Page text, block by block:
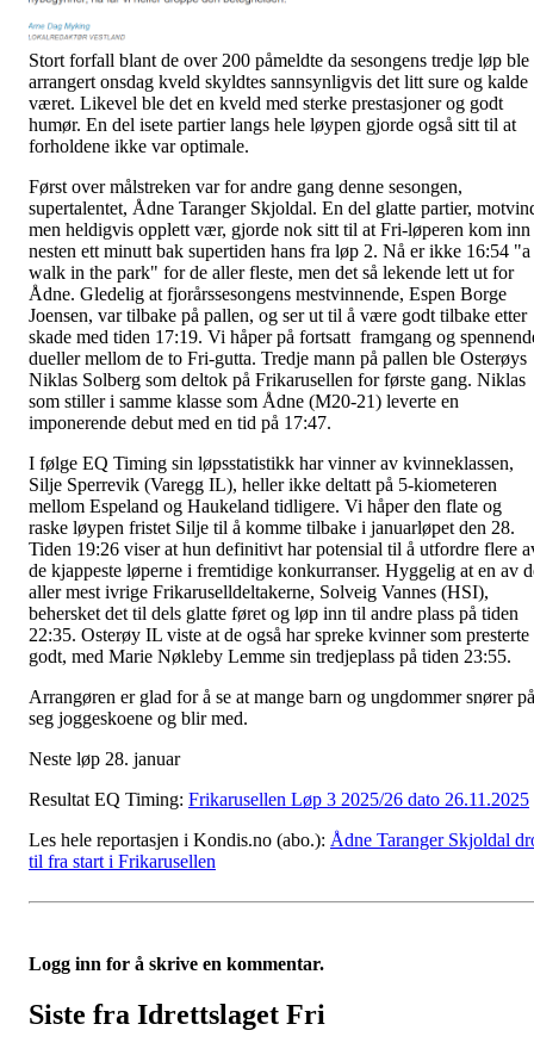
Stort forfall blant de over 200 påmeldte da sesongens tredje løp ble
arrangert onsdag kveld skyldtes sannsynligvis det litt sure og kalde
været. Likevel ble det en kveld med sterke prestasjoner og godt
humør. En del isete partier langs hele løypen gjorde også sitt til at
forholdene ikke var optimale.
Først over målstreken var for andre gang denne sesongen,
supertalentet, Ådne Taranger Skjoldal. En del glatte partier,
men heldigvis opplett vær, gjorde nok sitt til at Fri-løperen kom inn
nesten ett minutt bak supertiden hans fra løp 2. Nå er ikke 16:54 "a
walk in the park" for de aller fleste, men det så lekende lett ut for
Ådne. Gledelig at fjorårssesongens mestvinnende, Espen Borge
Joensen, var tilbake på pallen, og ser ut til å være godt tilbake etter
skade med tiden 17:19. Vi håper på fortsatt framgang og
dueller mellom de to Fri-gutta. Tredje mann på pallen ble Osterøys
Niklas Solberg som deltok på Frikarusellen for første gang. Niklas
som stiller i samme klasse som Ådne (M20-21) leverte en
imponerende debut med en tid på 17:47.
I følge EQ Timing sin løpsstatistikk har vinner av kvinneklassen,
Silje Sperrevik (Varegg IL), heller ikke deltatt på 5-kiometeren
mellom Espeland og Haukeland tidligere. Vi håper den flate og
raske løypen fristet Silje til å komme tilbake i januarløpet den 28.
Tiden 19:26 viser at hun definitivt har potensial til å utfordre flere
de kjappeste løperne i fremtidige konkurranser. Hyggelig at en av
aller mest ivrige Frikaruselldeltakerne, Solveig Vannes (HSI),
behersket det til dels glatte føret og løp inn til andre plass på tiden
22:35. Osterøy IL viste at de også har spreke kvinner som presterte
godt, med Marie Nøkleby Lemme sin tredjeplass på tiden 23:55.
Arrangøren er glad for å se at mange barn og ungdommer snører på
seg joggeskoene og blir med.
Neste løp 28. januar
Resultat EQ Timing: Frikarusellen Løp 3 2025/26 dato 26.11.2025
Les hele reportasjen i Kondis.no (abo.): Ådne Taranger Skjoldal
til fra start i Frikarusellen
Logg inn for å skrive en kommentar.
Siste fra Idrettslaget Fri